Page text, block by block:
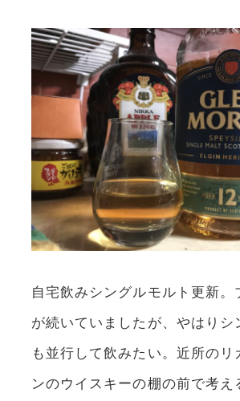
自宅飲みシングルモルト更新。
が続いていましたが、やはりシ
も並行して飲みたい。近所のリ
ンのウイスキーの棚の前で考え